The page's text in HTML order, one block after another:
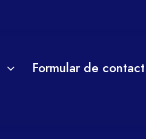
Formular de contact